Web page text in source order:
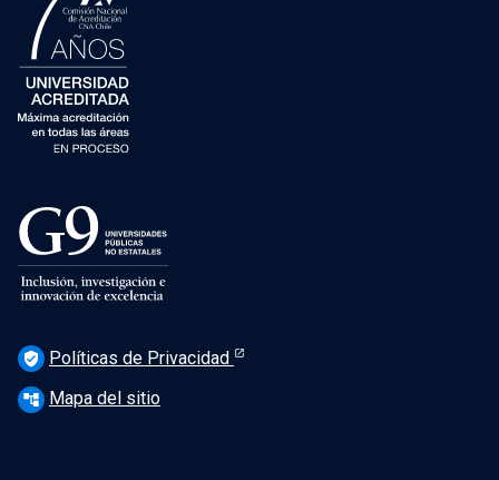
verified_user Políticas de Privacidad
account_tree Mapa del sitio